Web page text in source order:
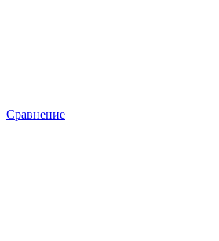
Сравнение